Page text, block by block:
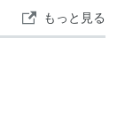
もっと見る